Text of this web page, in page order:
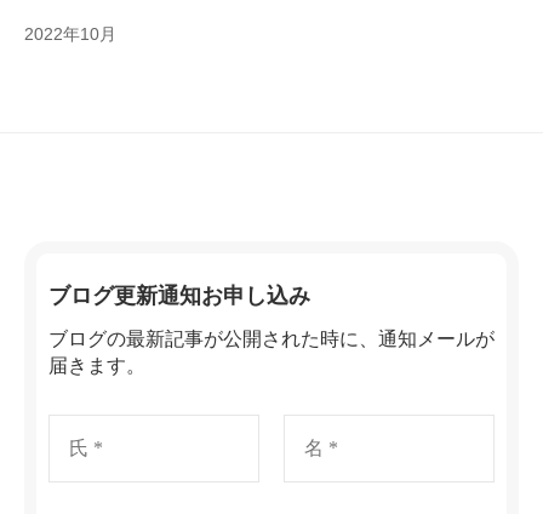
2022年10月
ブログ更新通知お申し込み
ブログの最新記事が公開された時に、通知メールが
届きます。